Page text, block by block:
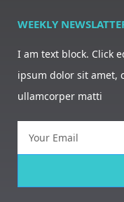
WEEKLY
I am text block. Click
ipsum dolor sit amet,
ullamcorper matti